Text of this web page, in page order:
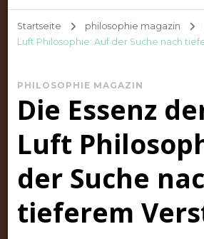
Startseite philosophie magazin
Luft Philosophie: Auf der Suche nach
PHILOSOPHIE MAGAZIN
Die Essenz
Luft
der Suche
tieferem